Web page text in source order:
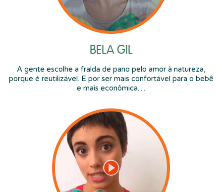
BELA GIL
A gente escolhe a fralda de pano pelo amor à natureza,
porque é reutilizável. E por ser mais confortável para o bebê
e mais econômica…